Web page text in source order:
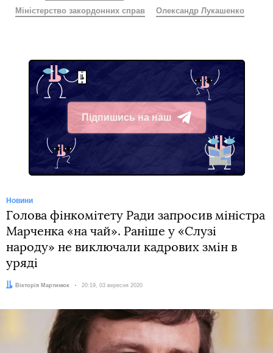
Міністерство закордонних справ
Олександр Лукашенко
Підпишись на наш
Telegram
Новини
Голова фінкомітету Ради запросив міністра
Марченка «на чай». Раніше у «Слузі
народу» не виключали кадрових змін в
уряді
Автор:Вікторія Мартинюк Дата:
20:19, 03 вересня 2020